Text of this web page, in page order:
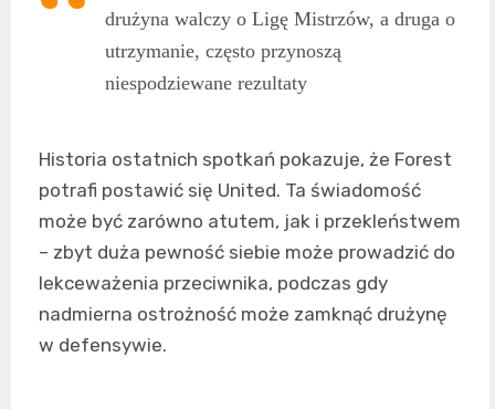
drużyna walczy o Ligę Mistrzów, a druga o
utrzymanie, często przynoszą
niespodziewane rezultaty
Historia ostatnich spotkań pokazuje, że Forest
potrafi postawić się United. Ta świadomość
może być zarówno atutem, jak i przekleństwem
– zbyt duża pewność siebie może prowadzić do
lekceważenia przeciwnika, podczas gdy
nadmierna ostrożność może zamknąć drużynę
w defensywie.